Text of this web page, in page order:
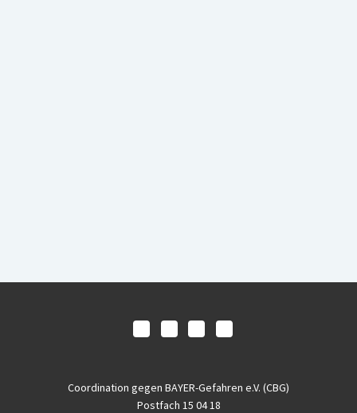
Coordination gegen BAYER-Gefahren e.V. (CBG)
Postfach 15 04 18